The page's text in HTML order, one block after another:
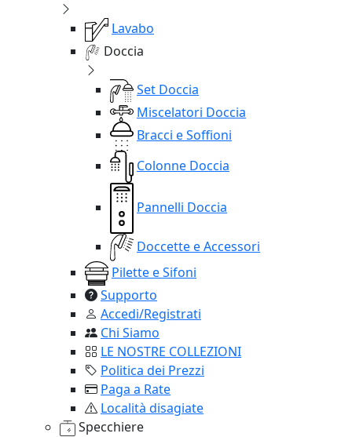
Lavabo
Doccia
Set Doccia
Miscelatori Doccia
Bracci e Soffioni
Colonne Doccia
Pannelli Doccia
Doccette e Accessori
Pilette e Sifoni
Supporto
Accedi/Registrati
Chi Siamo
LE NOSTRE COLLEZIONI
Politica dei Prezzi
Paga a Rate
Località disagiate
Specchiere